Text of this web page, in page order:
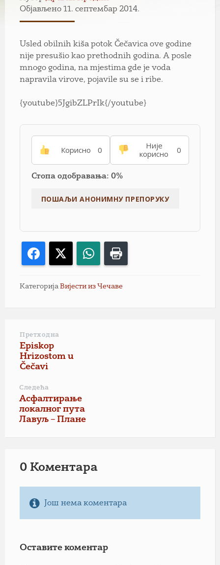
Објављено 11. септембар 2014.
Usled obilnih kiša potok Čečavica ove godine
nije presušio kao prethodnih godina. A posle
mnogo godina, na mjestima gde je voda
napravila virove, pojavile su se i ribe.
{youtube}5JgibZLPrIk{/youtube}
Корисно 0
Није
корисно
0
Стопа одобравања: 0%
Facebook WhatsApp
Категорија Вијести из Чечаве
Претходна
Episkop
Hrizostom u
Čečavi
Следећа
Асфалтирање
локалног пута
Лавуљ – Плане
0 Коментарa
Још нема коментара
Оставите коментар